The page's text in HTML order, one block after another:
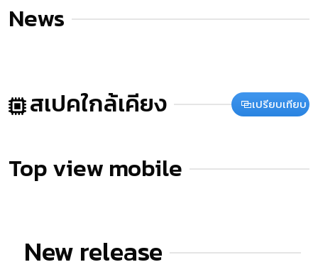
News
สเปคใกล้เคียง เปรียบเทียบ
Top view mobile
New release